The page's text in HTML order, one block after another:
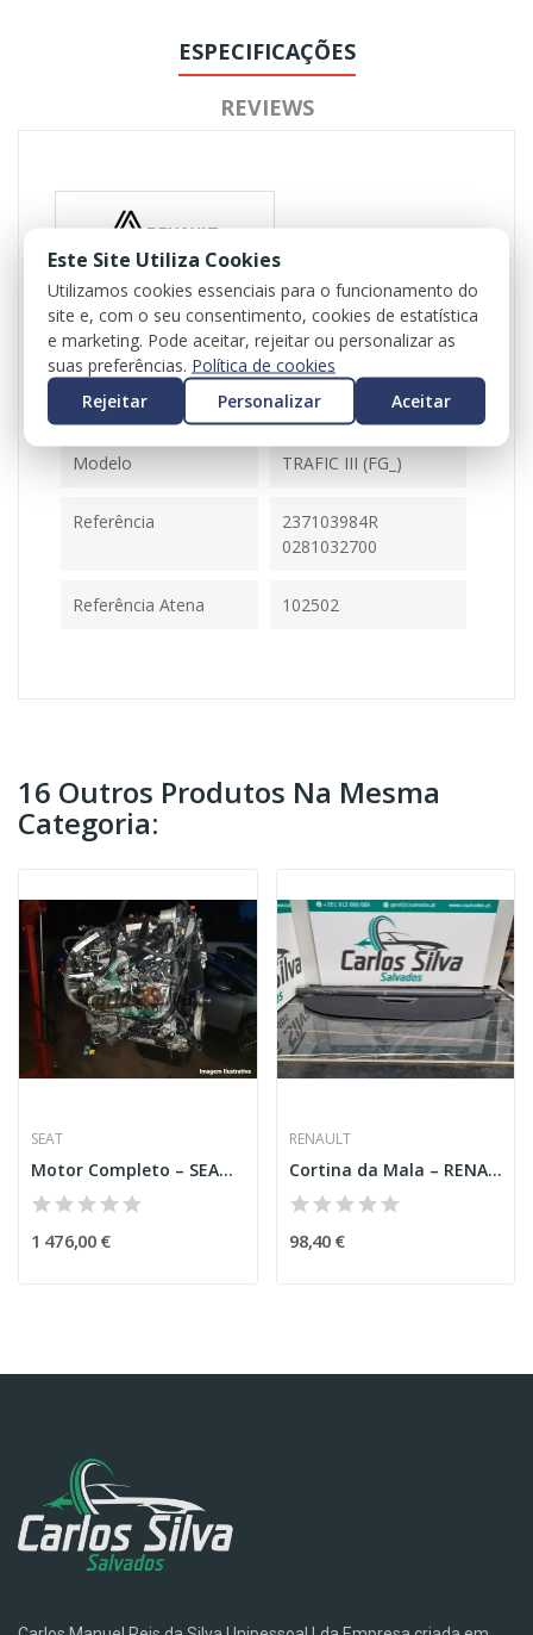
ESPECIFICAÇÕES
REVIEWS
Referência 102502
Disponível 1 Item
Ficha Informativa
Modelo TRAFIC III (FG_)
Referência
237103984R
0281032700
Referência Atena 102502
16 Outros Produtos Na Mesma
Categoria:
SEAT
Motor Completo – SEAT ARONA (KJ7)
1 476,00 €
RENAULT
Cortina da Mala – RENAULT MEGANE III GRANDTOUR...
98,40 €
Este Site Utiliza Cookies
Utilizamos cookies essenciais para o funcionamento do
site e, com o seu consentimento, cookies de estatística
e marketing. Pode aceitar, rejeitar ou personalizar as
suas preferências. Política de cookies
Rejeitar
Personalizar Aceitar